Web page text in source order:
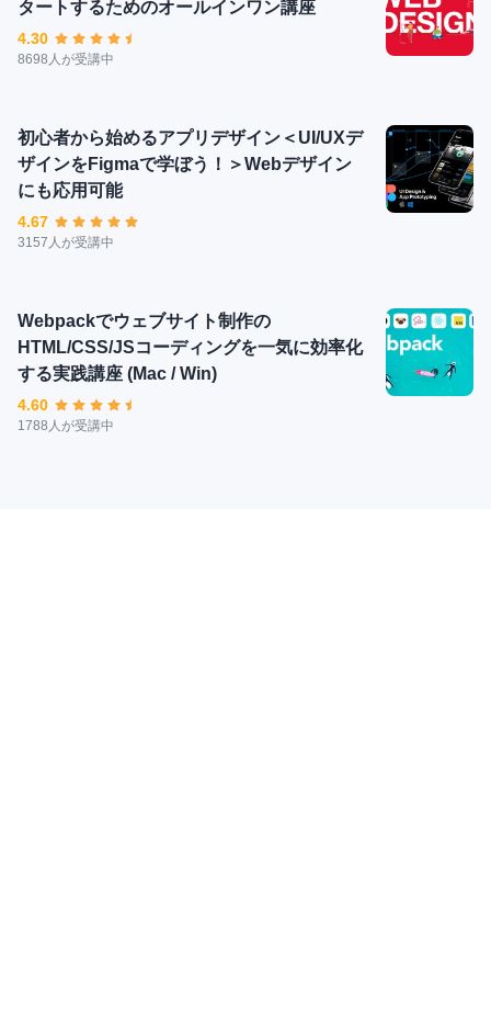
タートするためのオールインワン講座
4.30
8698人が受講中
初心者から始めるアプリデザイン＜UI/UXデ
ザインをFigmaで学ぼう！＞Webデザイン
にも応用可能
4.67
3157人が受講中
Webpackでウェブサイト制作の
HTML/CSS/JSコーディングを一気に効率化
する実践講座 (Mac / Win)
4.60
1788人が受講中